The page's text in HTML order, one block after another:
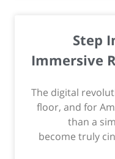
Step
Immersive
The digital
floor, and for
than a
become truly